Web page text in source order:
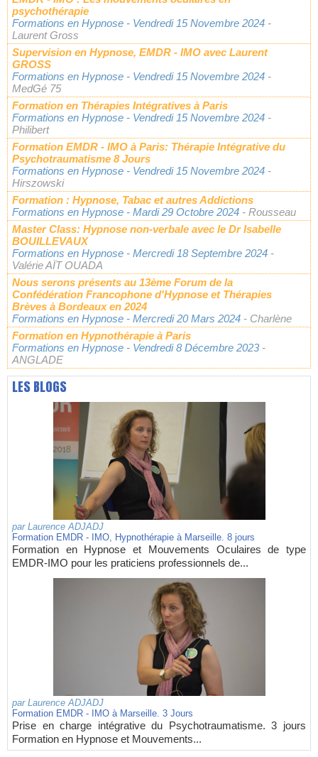
psychothérapie
Formations en Hypnose - Vendredi 15 Novembre 2024 -
Laurent Gross
Supervision en Hypnose, EMDR - IMO avec Laurent
GROSS
Formations en Hypnose - Vendredi 15 Novembre 2024 -
MedGé 75
Formation en Thérapies Intégratives à Paris
Formations en Hypnose - Vendredi 15 Novembre 2024 -
Philibert
Formation EMDR - IMO à Paris: Thérapie Intégrative du
Psychotraumatisme 8 Jours
Formations en Hypnose - Vendredi 15 Novembre 2024 -
Hirszowski
Formation : Hypnose, Tabac et autres Addictions
Formations en Hypnose - Mardi 29 Octobre 2024 - Rousseau
Master Class: Hypnose non-verbale avec le Dr Isabelle
BOUILLEVAUX
Formations en Hypnose - Mercredi 18 Septembre 2024 -
Valérie AÏT OUADA
Nous serons présents au 13ème Forum de la
Confédération Francophone d'Hypnose et Thérapies
Brèves à Bordeaux en 2024
Formations en Hypnose - Mercredi 20 Mars 2024 - Charlène
Formation en Hypnothérapie à Paris
Formations en Hypnose - Vendredi 8 Décembre 2023 -
ANGLADE
LES BLOGS
par Laurence ADJADJ
Formation EMDR - IMO, Hypnothérapie à Marseille. 8 jours
Formation en Hypnose et Mouvements Oculaires de type
EMDR-IMO pour les praticiens professionnels de...
par Laurence ADJADJ
Formation EMDR - IMO à Marseille. 3 Jours
Prise en charge intégrative du Psychotraumatisme. 3 jours
Formation en Hypnose et Mouvements...